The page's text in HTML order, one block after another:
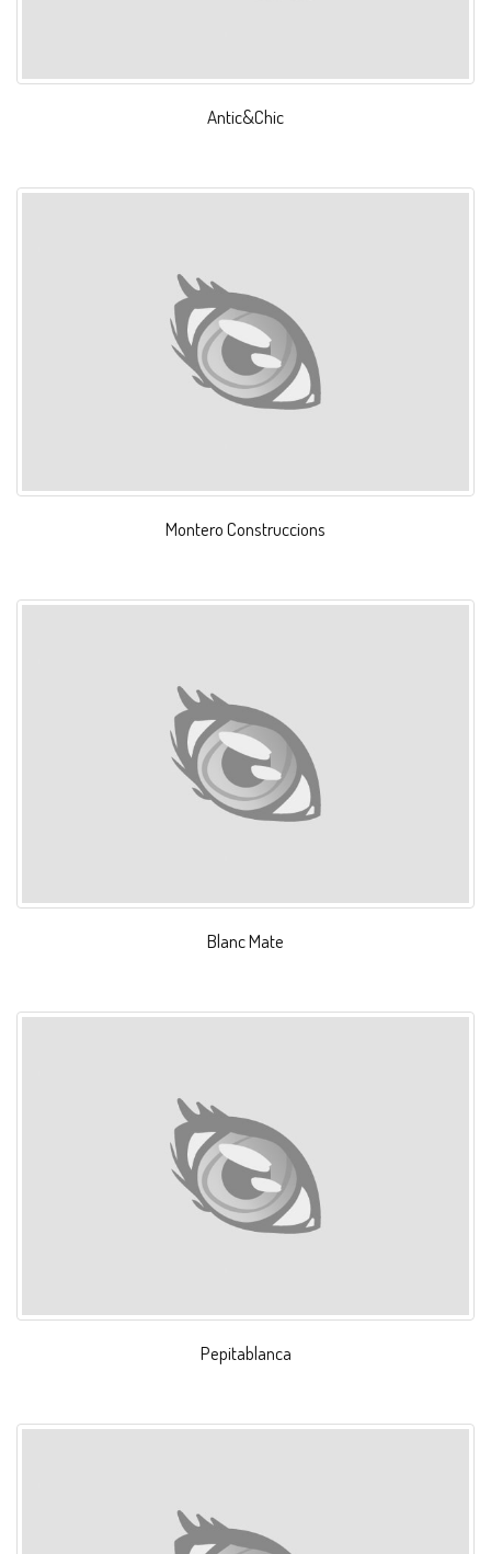
Antic&Chic
Montero Construccions
Blanc Mate
Pepitablanca